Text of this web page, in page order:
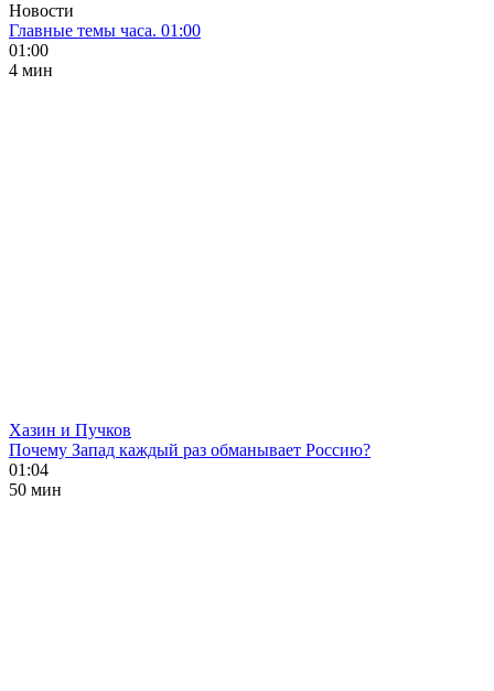
Новости
Главные темы часа. 01:00
01:00
4 мин
Хазин и Пучков
Почему Запад каждый раз обманывает Россию?
01:04
50 мин